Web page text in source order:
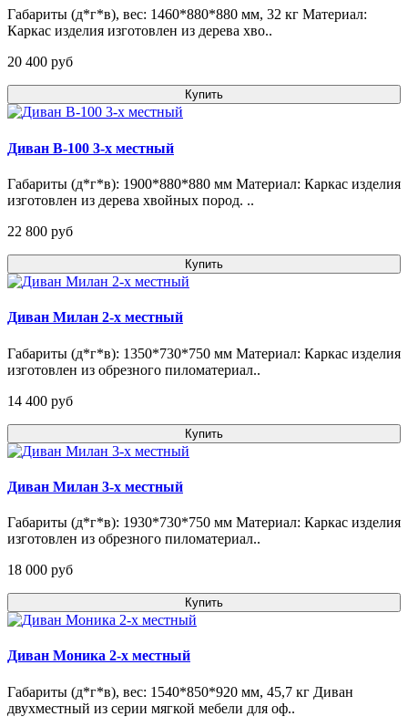
Габариты (д*г*в), вес: 1460*880*880 мм, 32 кг Материал:
Каркас изделия изготовлен из дерева хво..
20 400 pуб
Купить
Диван В-100 3-х местный
Габариты (д*г*в): 1900*880*880 мм Материал: Каркас изделия
изготовлен из дерева хвойных пород. ..
22 800 pуб
Купить
Диван Милан 2-х местный
Габариты (д*г*в): 1350*730*750 мм Материал: Каркас изделия
изготовлен из обрезного пиломатериал..
14 400 pуб
Купить
Диван Милан 3-х местный
Габариты (д*г*в): 1930*730*750 мм Материал: Каркас изделия
изготовлен из обрезного пиломатериал..
18 000 pуб
Купить
Диван Моника 2-х местный
Габариты (д*г*в), вес: 1540*850*920 мм, 45,7 кг Диван
двухместный из серии мягкой мебели для оф..